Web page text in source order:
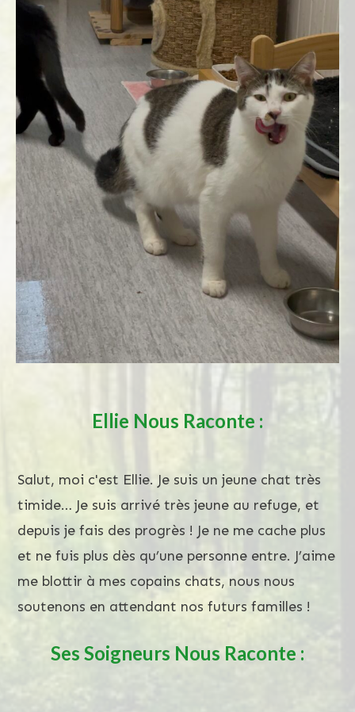
Ellie Nous Raconte :
Salut, moi c'est Ellie. Je suis un jeune chat très
timide… Je suis arrivé très jeune au refuge, et
depuis je fais des progrès ! Je ne me cache plus
et ne fuis plus dès qu’une personne entre. J’aime
me blottir à mes copains chats, nous nous
soutenons en attendant nos futurs familles !
Ses Soigneurs Nous Raconte :